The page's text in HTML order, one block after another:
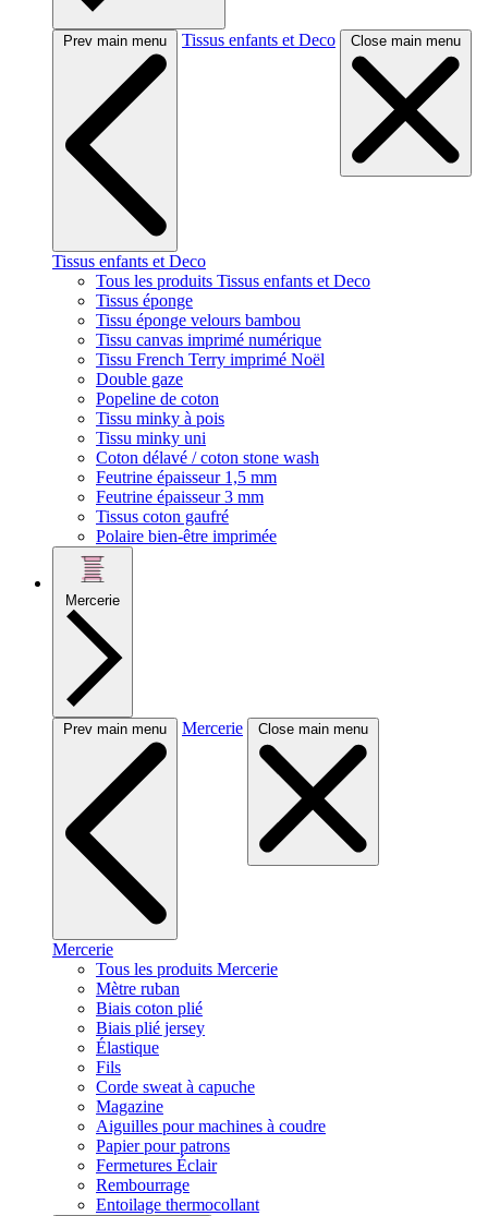
Prev main menu Tissus enfants et Deco Close main menu
Tissus enfants et Deco
Tous les produits Tissus enfants et Deco
Tissus éponge
Tissu éponge velours bambou
Tissu canvas imprimé numérique
Tissu French Terry imprimé Noël
Double gaze
Popeline de coton
Tissu minky à pois
Tissu minky uni
Coton délavé / coton stone wash
Feutrine épaisseur 1,5 mm
Feutrine épaisseur 3 mm
Tissus coton gaufré
Polaire bien-être imprimée
Mercerie
Prev main menu Mercerie Close main menu
Mercerie
Tous les produits Mercerie
Mètre ruban
Biais coton plié
Biais plié jersey
Élastique
Fils
Corde sweat à capuche
Magazine
Aiguilles pour machines à coudre
Papier pour patrons
Fermetures Éclair
Rembourrage
Entoilage thermocollant